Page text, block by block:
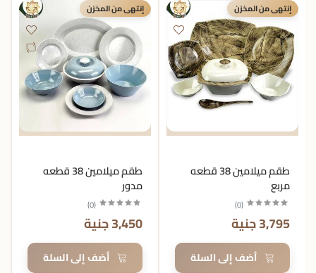
إنتهى من المخزن
طقم ميلامين 38 قطعه
مدور
(
0
)
3,450 جنية
أضف إلى السلة
إنتهى من المخزن
طقم ميلامين 38 قطعه
مربع
(
0
)
3,795 جنية
أضف إلى السلة